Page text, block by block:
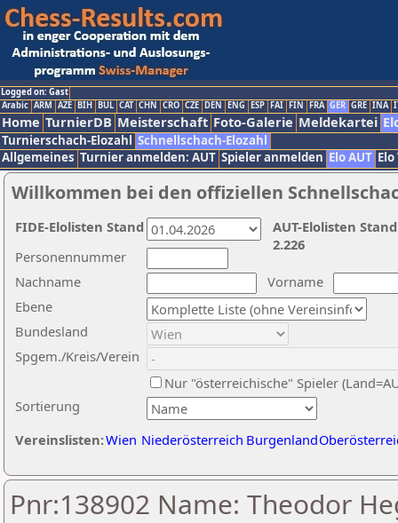
Logged on: Gast
Arabic ARM AZE BIH BUL CAT CHN CRO CZE DEN ENG ESP FAI FIN FRA GER GRE INA
Home TurnierDB Meisterschaft Foto-Galerie Meldekartei
Turnierschach-Elozahl Schnellschach-Elozahl
Allgemeines Turnier anmelden: AUT Spieler anmelden Elo AUT
Willkommen bei den offiziellen
Nachname
Vorname
Ebene
Sortierung
Personennummer
Bundesland
Spgem./Kreis/Verein
Nur "österreichische" Spieler
Vereinslisten:Wien Niederösterreich Burgenland
AUT-Elolisten
2.226
FIDE-Elolisten Stand
Pnr:138902 Name: Theodor